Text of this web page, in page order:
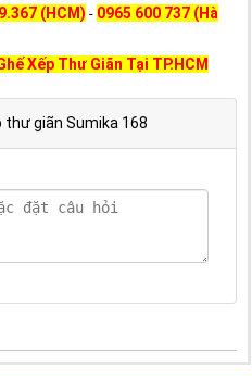
(HCM) - 0965 600 737 (Hà
Xếp Thư Giãn Tại TP.HCM
thư giãn Sumika 168